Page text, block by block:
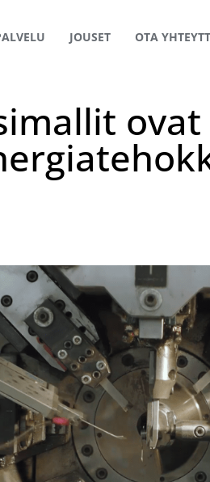
JOUSET OTA